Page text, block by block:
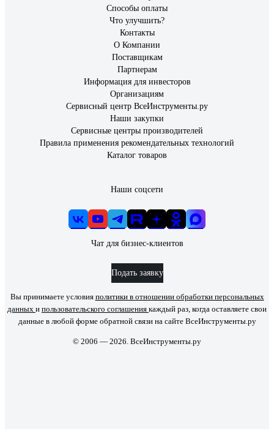
Способы оплаты
Что улучшить?
Контакты
О Компании
Поставщикам
Партнерам
Информация для инвесторов
Организациям
Сервисный центр ВсеИнструменты.ру
Наши закупки
Сервисные центры производителей
Правила применения рекомендательных технологий
Каталог товаров
Наши соцсети
Чат для бизнес-клиентов
Подать заявку
Вы принимаете условия политики в отношении обработки персональных
данных и пользовательского соглашения каждый раз, когда оставляете свои
данные в любой форме обратной связи на сайте ВсеИнструменты.ру
© 2006 — 2026. ВсеИнструменты.ру